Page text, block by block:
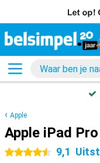
Apple
Apple iPad
4.5 sterren 9,1